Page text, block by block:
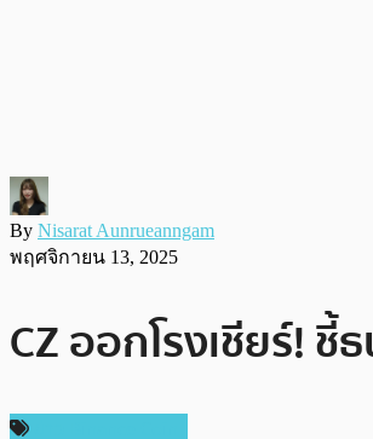
By Nisarat Aunrueanngam
พฤศจิกายน 13, 2025
CZ ออกโรงเชียร์!